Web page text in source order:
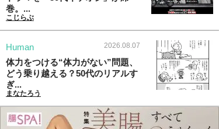
巻。...
こじらぶ
Human 2026.08.07
体力をつける“体力がない”問題、
どう乗り越える？50代のリアルす
ぎ...
まなたろう